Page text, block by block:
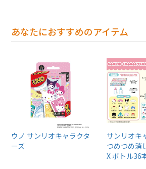
あなたにおすすめのアイテム
ウノ サンリオキャラクタ
ーズ
サンリオキ
つめつめ消
X ボトル36